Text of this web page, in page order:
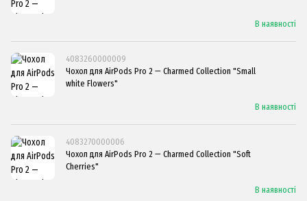
В наявності
4083260000009
Чохол для AirPods Pro 2 — Charmed Collection "Small
white Flowers"
В наявності
4083270000006
Чохол для AirPods Pro 2 — Charmed Collection "Soft
Cherries"
В наявності